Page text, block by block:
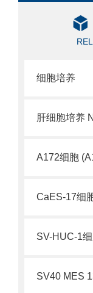
细胞培养
A172细胞
CaES-17细